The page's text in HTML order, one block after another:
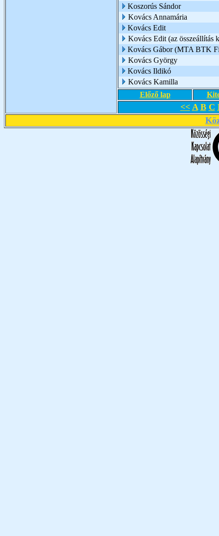
Koszorús Sándor
Kovács Annamária
Kovács Edit
Kovács Edit (az összeállítás
Kovács Gábor (MTA BTK
Kovács György
Kovács Ildikó
Kovács Kamilla
Előző lap
<< A B C